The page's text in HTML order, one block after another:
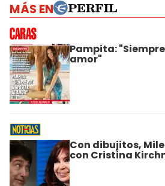
MÁS EN
Pampita:
amor"
Con dibujitos,
con Cristina